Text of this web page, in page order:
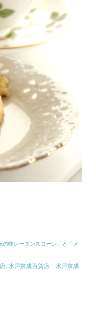
味レーズンスコーン」と「メ
水戸京成百貨店 水戸京成